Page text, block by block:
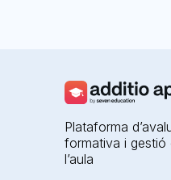
Plataforma
formativa i gestió
l’aula